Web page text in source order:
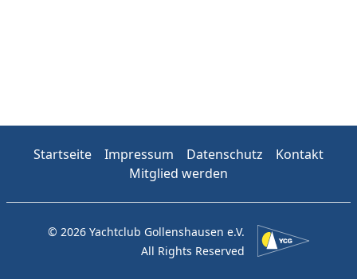
Startseite Impressum Datenschutz
Kontakt
Mitglied werden
© 2026 Yachtclub Gollenshausen e.V.
All Rights Reserved